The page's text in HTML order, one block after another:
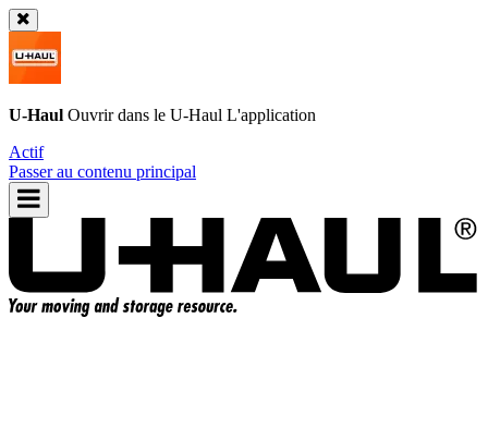
U-Haul Ouvrir dans le U-Haul L'application
Actif
Passer au contenu principal